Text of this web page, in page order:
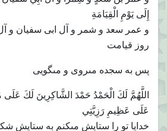
إِلَى يَوْمِ الْقِيَامَةِ
و عمر سعد و شمر و آل ابى سفيان و آل
روز قيامت
پس به سجده مى‏روى و مى‏گويى‏
اللَّهُمَّ لَكَ الْحَمْدُ حَمْدَ الشَّاكِرِينَ لَكَ عَلَى
عَلَى عَظِيمِ رَزِيَّتِي‏
خدايا تو را ستايش مى‏كنم به ستايش